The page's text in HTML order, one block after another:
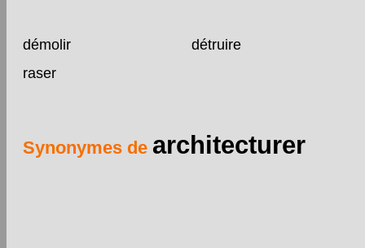
démolir
détruire
raser
Synonymes de architecturer